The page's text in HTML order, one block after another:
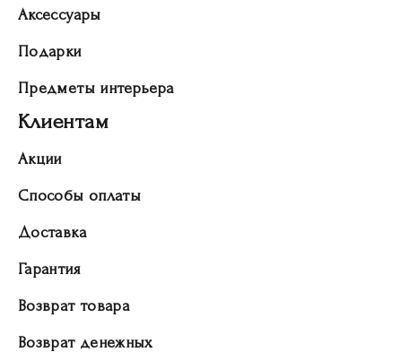
Аксессуары
Подарки
Предметы интерьера
Клиентам
Акции
Способы оплаты
Доставка
Гарантия
Возврат товара
Возврат денежных